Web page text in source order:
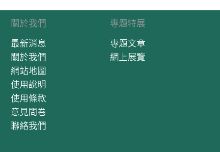
關於我們
最新消息
關於我們
網站地圖
使用說明
使用條款
意見問卷
聯絡我們
專題特展
專題文章
網上展覽